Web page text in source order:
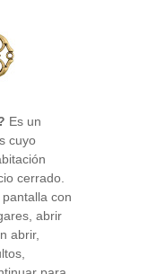
Es un
cuyo
cerrado.
con
abrir
abrir,